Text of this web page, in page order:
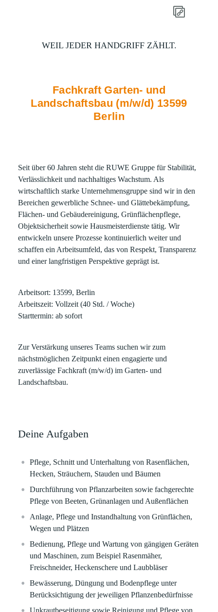
WEIL JEDER HANDGRIFF ZÄHLT.
Fachkraft Garten- und
Landschaftsbau (m/w/d) 13599
Berlin
Seit über 60 Jahren steht dieRUWE Gruppe für Stabilität,
Verlässlichkeit und nachhaltiges Wachstum. Als
wirtschaftlich starke Unternehmensgruppe sind wir in den
Bereichen gewerbliche Schnee- und Glättebekämpfung,
Flächen- und Gebäudereinigung, Grünflächenpflege,
Objektsicherheit sowie Hausmeisterdienste tätig. Wir
entwickeln unsere Prozesse kontinuierlich weiter und
schaffen ein Arbeitsumfeld, das von Respekt, Transparenz
und einer langfristigen Perspektive geprägt ist.
Arbeitsort: 13599, Berlin
Arbeitszeit: Vollzeit (40 Std. / Woche)
Starttermin: ab sofort
Zur Verstärkung unseres Teams suchen wir zum
nächstmöglichen Zeitpunkt einen engagierte und
zuverlässige Fachkraft (m/w/d) im Garten- und
Landschaftsbau.
Deine Aufgaben
Pflege, Schnitt und Unterhaltung von Rasenflächen,
Hecken, Sträuchern, Stauden und Bäumen
Durchführung von Pflanzarbeiten sowie fachgerechte
Pflege von Beeten, Grünanlagen und Außenflächen
Anlage, Pflege und Instandhaltung von Grünflächen,
Wegen und Plätzen
Bedienung, Pflege und Wartung von gängigen Geräten
und Maschinen, zum Beispiel Rasenmäher,
Freischneider, Heckenschere und Laubbläser
Bewässerung, Düngung und Bodenpflege unter
Berücksichtigung der jeweiligen Pflanzenbedürfnisse
Unkrautbeseitigung sowie Reinigung und Pflege von